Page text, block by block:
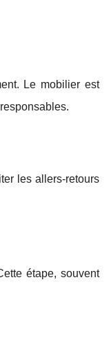
Le mobilier est
les allers-retours
étape, souvent